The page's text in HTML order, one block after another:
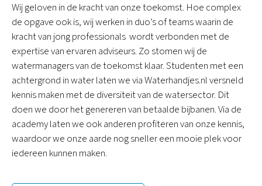
Wij geloven in de kracht van onze toekomst. Hoe complex
de opgave ook is, wij werken in duo’s of teams waarin de
kracht van jong professionals wordt verbonden met de
expertise van ervaren adviseurs. Zo stomen wij de
watermanagers van de toekomst klaar. Studenten met een
achtergrond in water laten we via Waterhandjes.nl versneld
kennis maken met de diversiteit van de watersector. Dit
doen we door het genereren van betaalde bijbanen. Via de
academy laten we ook anderen profiteren van onze kennis,
waardoor we onze aarde nog sneller een mooie plek voor
iedereen kunnen maken.